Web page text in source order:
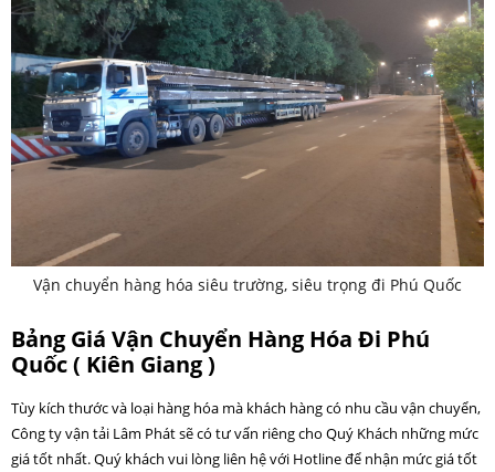
Vận chuyển hàng hóa siêu trường, siêu trọng đi Phú Quốc
Bảng Giá Vận Chuyển Hàng Hóa Đi Phú
Quốc ( Kiên Giang )
Tùy kích thước và loại hàng hóa mà khách hàng có nhu cầu vận chuyển,
Công ty vận tải Lâm Phát sẽ có tư vấn riêng cho Quý Khách những mức
giá tốt nhất. Quý khách vui lòng liên hệ với Hotline để nhận mức giá tốt